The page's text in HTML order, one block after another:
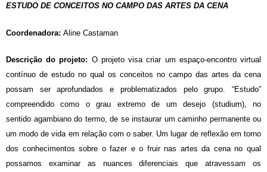
ESTUDO DE CONCEITOS NO CAMPO DAS ARTES DA CENA
Coordenadora: Aline Castaman
Descrição do projeto: O projeto visa criar um espaço-encontro virtual
contínuo de estudo no qual os conceitos no campo das artes da cena
possam ser aprofundados e problematizados pelo grupo. “Estudo”
compreendido como o grau extremo de um desejo (studium), no
sentido agambiano do termo, de se instaurar um caminho permanente ou
um modo de vida em relação com o saber. Um lugar de reflexão em torno
dos conhecimentos sobre o fazer e o fruir nas artes da cena no qual
possamos examinar as nuances diferenciais que atravessam os